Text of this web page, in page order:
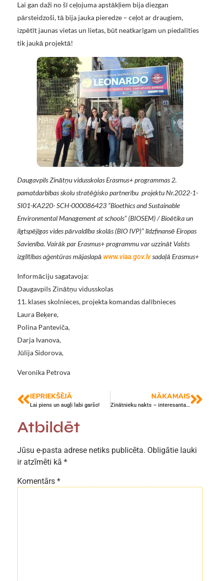
Lai gan daži no šī ceļojuma apstākļiem bija diezgan
pārsteidzoši, tā bija jauka pieredze – ceļot ar draugiem,
izpētīt jaunas vietas un lietas, būt neatkarīgam un piedalīties
tik jaukā projektā!
Daugavpils Zinātņu vidusskolas Erasmus+ programmas 2.
pamatdarbības skolu stratēģisko partnerību projektu Nr.2022-1-
SI01-KA220- SCH-000086423 “Bioethics and Sustainable
Environmental Management at schools” (BIOSEM) / Bioētika un
ilgtspējīgas vides pārvaldība skolās (BIO IVP)”līdzfinansē Eiropas
Savienība. Vairāk par Erasmus+ programmu var uzzināt Valsts
izglītības aģentūras mājaslapā www.viaa.gov.lvsadaļā Erasmus+
Informāciju sagatavoja:
Daugavpils Zinātņu vidusskolas
11. klases skolnieces, projekta komandas dalībnieces
Laura Beķere,
Polina Panteviča,
Darja Ivanova,
Jūlija Sidorova,
Veronika Petrova
IEPRIEKŠĒJĀ
Lai piens un augļi labi garšo!
NĀKAMAIS
Zinātnieku nakts – interesanta un noderīga katram
Atbildēt
Jūsu e-pasta adrese netiks publicēta. Obligātie lauki
ir atzīmēti kā *
Komentārs *